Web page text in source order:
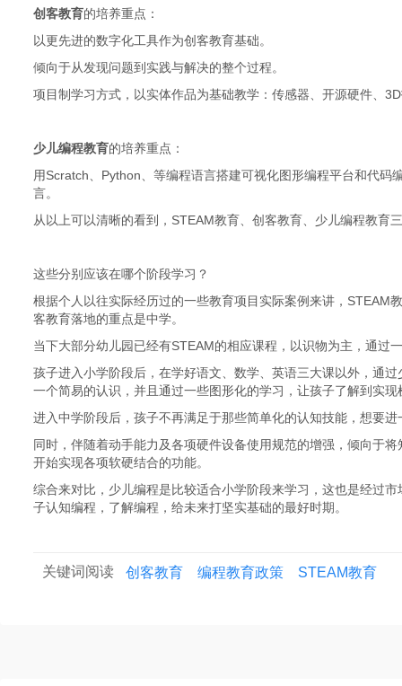
创客教育的培养重点：
以更先进的数字化工具作为创客教育基础。
倾向于从发现问题到实践与解决的整个过程。
项目制学习方式，以实体作品为基础教学：传感器、开源硬件、
少儿编程教育的培养重点：
用Scratch、Python、等编程语言搭建可视化图形编程平台和代
言。
从以上可以清晰的看到，STEAM教育、创客教育、少儿编程教
这些分别应该在哪个阶段学习？
根据个人以往实际经历过的一些教育项目实际案例来讲，STEAM
客教育落地的重点是中学。
当下大部分幼儿园已经有STEAM的相应课程，以识物为主，通过
孩子进入小学阶段后，在学好语文、数学、英语三大课以外，通
一个简易的认识，并且通过一些图形化的学习，让孩子了解到实
进入中学阶段后，孩子不再满足于那些简单化的认知技能，想要
同时，伴随着动手能力及各项硬件设备使用规范的增强，倾向于
开始实现各项软硬结合的功能。
综合来对比，少儿编程是比较适合小学阶段来学习，这也是经过
子认知编程，了解编程，给未来打坚实基础的最好时期。
关键词阅读 创客教育 编程教育政策 STEAM教育